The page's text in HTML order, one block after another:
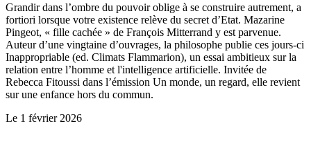
Grandir dans l’ombre du pouvoir oblige à se construire autrement, a
fortiori lorsque votre existence relève du secret d’Etat. Mazarine
Pingeot, « fille cachée » de François Mitterrand y est parvenue.
Auteur d’une vingtaine d’ouvrages, la philosophe publie ces jours-ci
Inappropriable (ed. Climats Flammarion), un essai ambitieux sur la
relation entre l’homme et l'intelligence artificielle. Invitée de
Rebecca Fitoussi dans l’émission Un monde, un regard, elle revient
sur une enfance hors du commun.
Le 1 février 2026